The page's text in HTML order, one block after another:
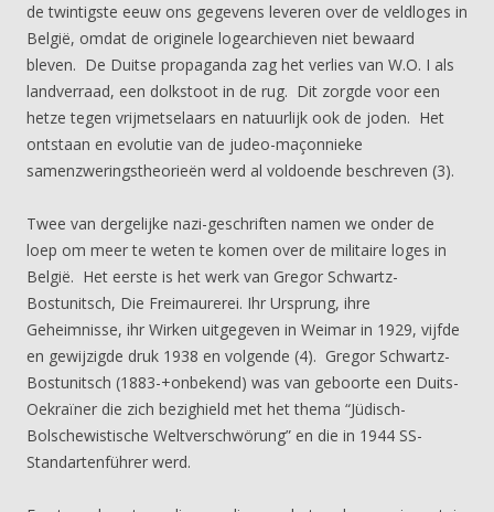
de twintigste eeuw ons gegevens leveren over de veldloges in
België, omdat de originele logearchieven niet bewaard
bleven. De Duitse propaganda zag het verlies van W.O. I als
landverraad, een dolkstoot in de rug. Dit zorgde voor een
hetze tegen vrijmetselaars en natuurlijk ook de joden. Het
ontstaan en evolutie van de judeo-maçonnieke
samenzweringstheorieën werd al voldoende beschreven (3).
Twee van dergelijke nazi-geschriften namen we onder de
loep om meer te weten te komen over de militaire loges in
België. Het eerste is het werk van Gregor Schwartz-
Bostunitsch, Die Freimaurerei. Ihr Ursprung, ihre
Geheimnisse, ihr Wirken uitgegeven in Weimar in 1929, vijfde
en gewijzigde druk 1938 en volgende (4). Gregor Schwartz-
Bostunitsch (1883-+onbekend) was van geboorte een Duits-
Oekraïner die zich bezighield met het thema “Jüdisch-
Bolschewistische Weltverschwörung” en die in 1944 SS-
Standartenführer werd.